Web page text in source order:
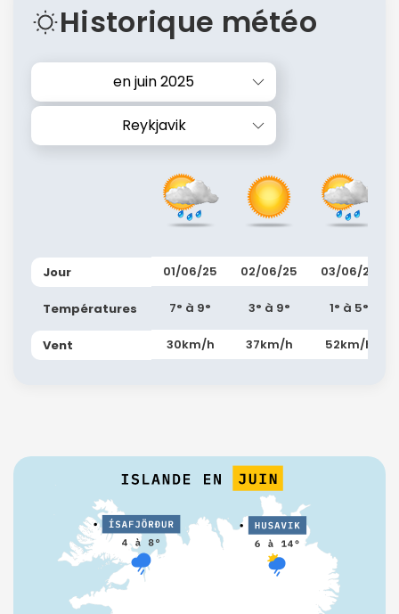
Historique météo
en juin 2025
Reykjavik
Jour
Températures
Vent
01/06/25
7° à 9°
30km/h
02/06/25
3° à 9°
37km/h
03/06/25
1° à 5°
52km/h